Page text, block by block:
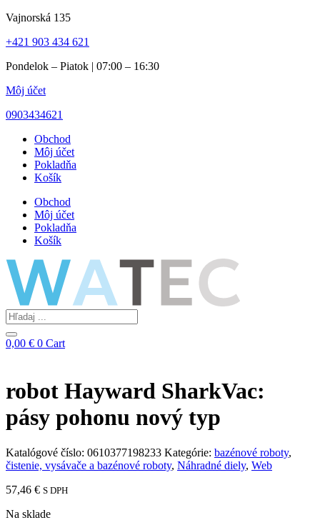
Preskočiť
obsah
Vajnorská 135
+421 903 434 621
Pondelok – Piatok | 07:00 – 16:30
Môj účet
0903434621
Obchod
Môj účet
Pokladňa
Košík
Obchod
Môj účet
Pokladňa
Košík
Search
...
0,00 € 0 Cart
robot Hayward SharkVac:
pásy pohonu nový typ
Katalógové číslo: 0610377198233 Kategórie: bazénové roboty,
čistenie, vysávače a bazénové roboty, Náhradné diely, Web
57,46 € S DPH
Na sklade